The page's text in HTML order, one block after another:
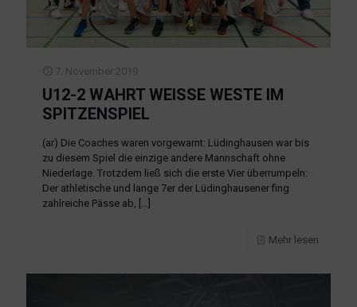
7. November 2019
U12-2 WAHRT WEISSE WESTE IM S
PITZENSPIEL
(ar) Die Coaches waren vorgewarnt: Lüdinghausen war bis
zu diesem Spiel die einzige andere Mannschaft ohne
Niederlage. Trotzdem ließ sich die erste Vier überrumpeln:
Der athletische und lange 7er der Lüdinghausener fing
zahlreiche Pässe ab, […]
Mehr lesen